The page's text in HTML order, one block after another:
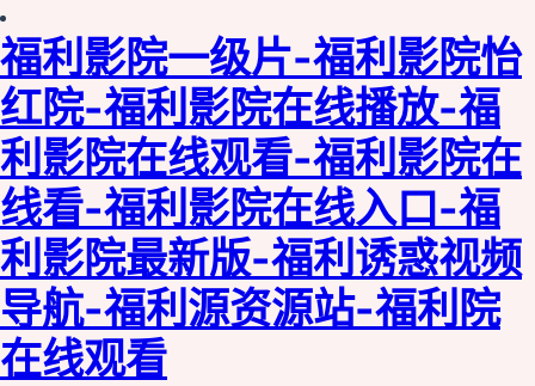
福利影院一级片-福利影院怡
红院-福利影院在线播放-福
利影院在线观看-福利影院在
线看-福利影院在线入口-福
利影院最新版-福利诱惑视频
导航-福利源资源站-福利院
在线观看